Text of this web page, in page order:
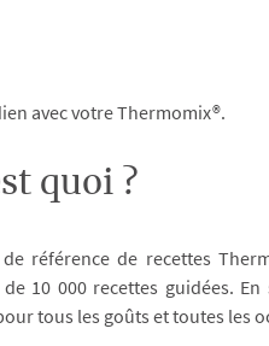
avec votre Thermomix®.
quoi ?
référence de recettes
10 000 recettes guidées.
tous les goûts et toutes les